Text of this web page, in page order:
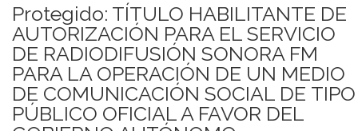
Protegido: TÍTULO HABILITANTE DE
AUTORIZACIÓN PARA EL SERVICIO
DE RADIODIFUSIÓN SONORA FM
PARA LA OPERACIÓN DE UN MEDIO
DE COMUNICACIÓN SOCIAL DE TIPO
PÚBLICO OFICIAL A FAVOR DEL